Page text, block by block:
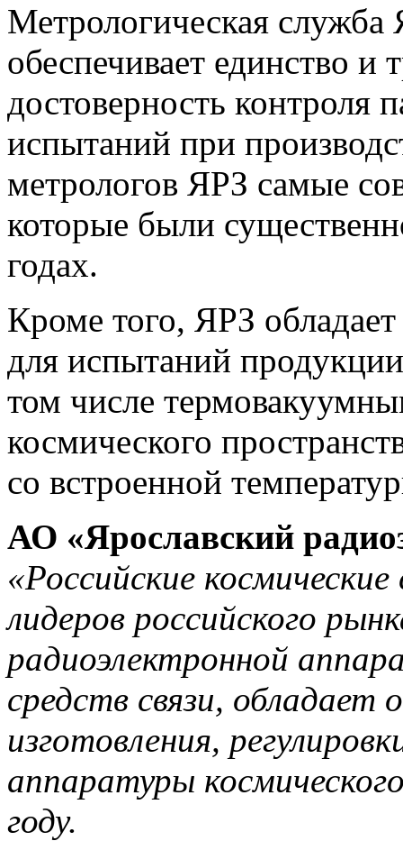
Метрологическая служба
обеспечивает единство
достоверность контроля
испытаний при
метрологов ЯРЗ самые
которые были
годах.
Кроме того, ЯРЗ
для испытаний
том числе
космического
со встроенной
АО «Ярославский
«Российские
лидеров российского
радиоэлектронной
средств связи,
изготовления,
аппаратуры
году.